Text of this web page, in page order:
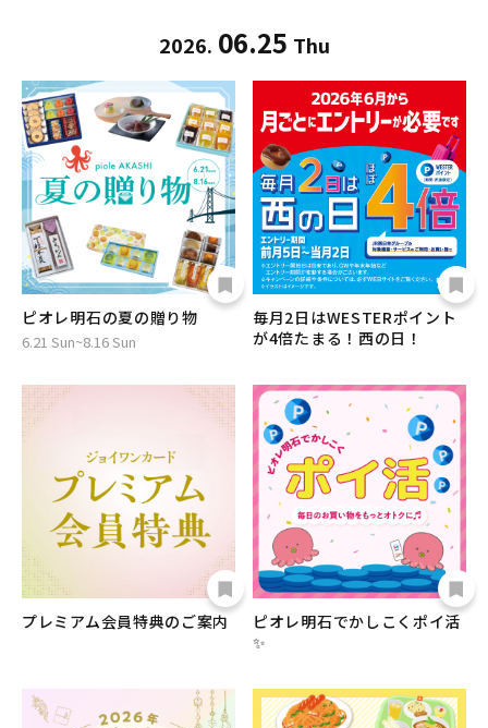
2026. 06.25 Thu
ピオレ明石の夏の贈り物
6.21 Sun~8.16 Sun
毎月2日はWESTERポイント
が4倍たまる！西の日！
プレミアム会員特典のご案内
ピオレ明石でかしこくポイ活
✨